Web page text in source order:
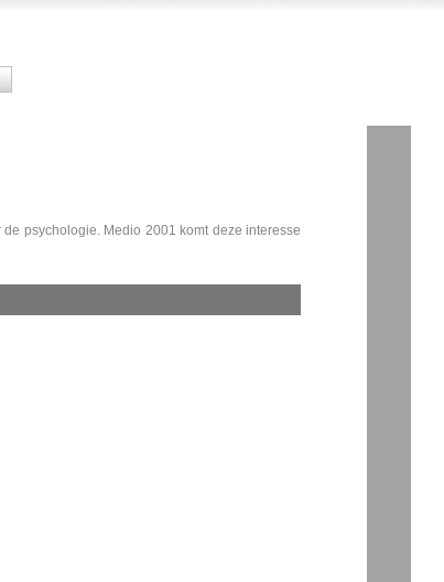
psychologie. Medio 2001 komt deze interesse